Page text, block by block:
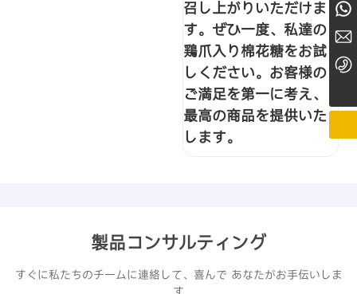
召し上がりいただけま
す。ぜひ一度、私達の
鶏爪入り棉花糖をお試
しください。お客様の
ご満足を第一に考え、
最高の商品を提供いた
します。
製品コンサルティング
すぐに私たちのチームに連絡して、喜んで あなたがお手伝いしま
+8615768898815
Nicoledoublerise@163.com
+86755-82178035